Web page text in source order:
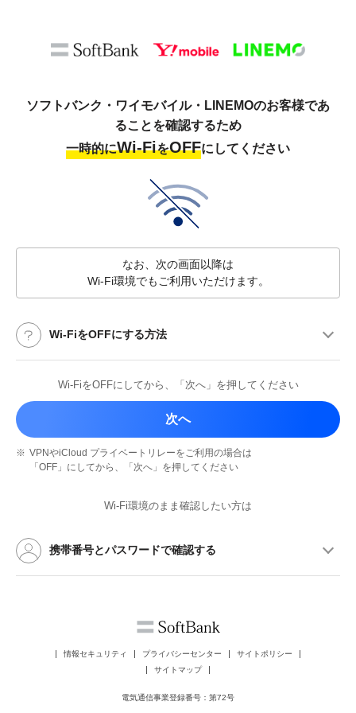
ソフトバンク・ワイモバイル・LINEMOのお客様であ
ることを確認するため
一時的にWi-FiをOFFにしてください
なお、次の画面以降は
Wi-Fi環境でもご利用いただけます。
Wi-FiをOFFにする方法
Wi-FiをOFFにしてから、 「次へ」を押してください
次へ
※ VPNやiCloud プライベートリレーを ご利用の場合は
「OFF」にしてから、
「次へ」を押してください
Wi-Fi環境のまま確認したい方は
携帯番号とパスワードで確認する
情報セキュリティ プライバシーセンター
サイトポリシー
サイトマップ
電気通信事業登録番号：第72号